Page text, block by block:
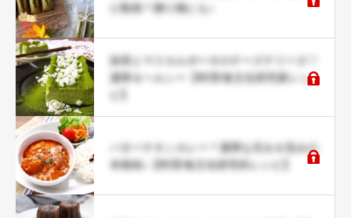
ピ動画＊贈り物にも♪
抹茶とマスカルポーネのチーズテリーヌ♡
濃厚＆ヘルシー【料理/食文化研究家レシ
バターチキンカレー＊濃厚な甘み＆旨みの
本格味♪【料理/食文化研究科レシピ】